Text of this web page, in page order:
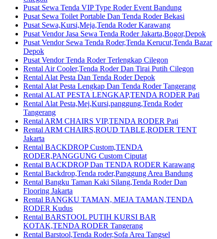
Pusat Sewa Tenda VIP Type Roder Event Bandung
Pusat Sewa Toilet Portable Dan Tenda Roder Bekasi
Pusat Sewa,Kursi,Meja,Tenda Roder Karawang
Pusat Vendor Jasa Sewa Tenda Roder Jakarta,Bogor,Depok
Pusat Vendor Sewa Tenda Roder,Tenda Kerucut,Tenda Bazar
Depok
Pusat Vendor Tenda Roder Terlengkap Cilegon
Rental Air Cooler,Tenda Roder Dan Tirai Putih Cilegon
Rental Alat Pesta Dan Tenda Roder Depok
Rental Alat Pesta Lengkap Dan Tenda Roder Tangerang
Rental ALAT PESTA LENGKAP,TENDA RODER Pati
Rental Alat Pesta,Mej,Kursi,panggung,Tenda Roder
Tangerang
Rental ARM CHAIRS VIP,TENDA RODER Pati
Rental ARM CHAIRS,ROUD TABLE,RODER TENT
Jakarta
Rental BACKDROP Custom,TENDA
RODER,PANGGUNG Custom Ciputat
Rental BACKDROP Dan TENDA RODER Karawang
Rental Backdrop,Tenda roder,Panggung Area Bandung
Rental Bangku Taman Kaki Silang,Tenda Roder Dan
Flooring Jakarta
Rental BANGKU TAMAN, MEJA TAMAN,TENDA
RODER Kudus
Rental BARSTOOL PUTIH KURSI BAR
KOTAK,TENDA RODER Tangerang
Rental Barstool,Tenda Roder,Sofa Area Tangsel